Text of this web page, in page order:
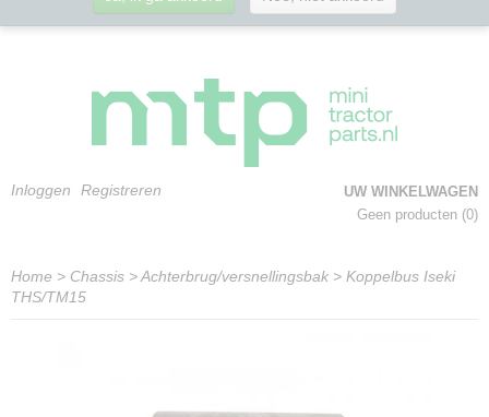
Inloggen Registreren
UW WINKELWAGEN
Geen producten (0)
Home > Chassis >Achterbrug/versnellingsbak > Koppelbus Iseki
THS/TM15